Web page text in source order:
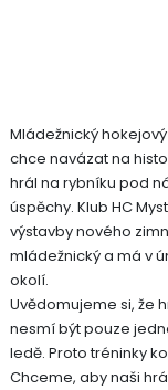
Mládežnický
chce navázat na
hrál na rybníku pod
úspěchy. Klub HC
výstavby nového
mládežnický a má v
okolí.
Uvědomujeme si, že
nesmí být pouze
ledě. Proto tréninky
Chceme, aby naši